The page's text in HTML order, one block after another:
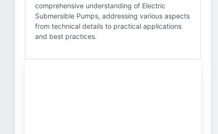
comprehensive understanding of Electric
Submersible Pumps, addressing various aspects
from technical details to practical applications
and best practices.